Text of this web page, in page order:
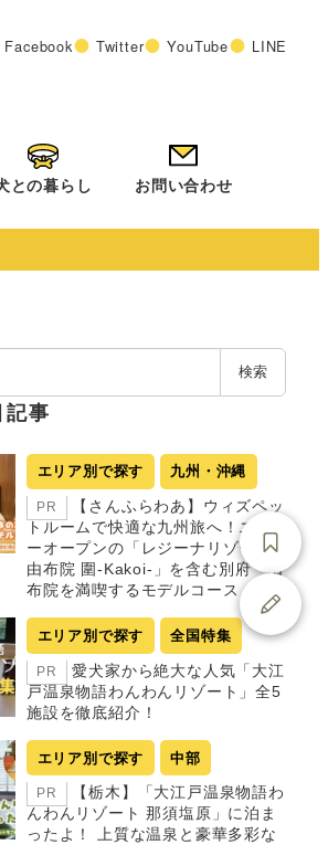
Facebook Twitter YouTube LINE
との暮らし お問い合わせ
検索
記事
エリア別で探す 九州・沖縄
PR
【さんふらわあ】ウィズペッ
トルームで快適な九州旅へ！ニュ
ーオープンの「レジーナリゾート
由布院 圍-Kakoi-」を含む別府・由
布院を満喫するモデルコース
エリア別で探す 全国特集
PR
愛犬家から絶大な人気「大江
戸温泉物語わんわんリゾート」全5
施設を徹底紹介！
エリア別で探す 中部
PR
【栃木】「大江戸温泉物語わ
んわんリゾート 那須塩原」に泊ま
ったよ！ 上質な温泉と豪華多彩な